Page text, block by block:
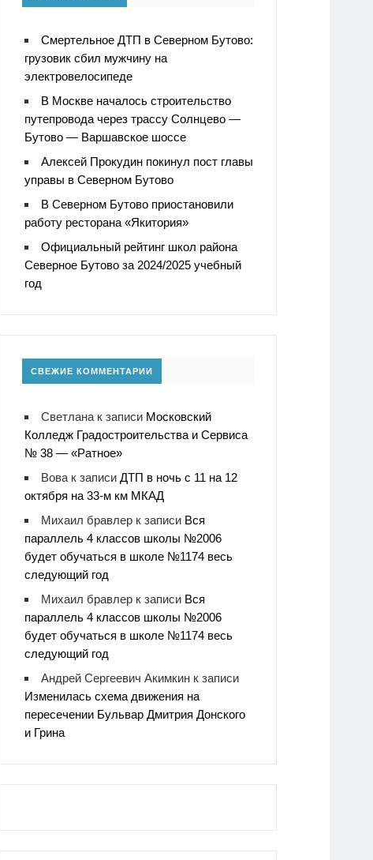
Смертельное ДТП в Северном Бутово:
грузовик сбил мужчину на
электровелосипеде
В Москве началось строительство
путепровода через трассу Солнцево —
Бутово — Варшавское шоссе
Алексей Прокудин покинул пост главы
управы в Северном Бутово
В Северном Бутово приостановили
работу ресторана «Якитория»
Официальный рейтинг школ района
Северное Бутово за 2024/2025 учебный
год
СВЕЖИЕ КОММЕНТАРИИ
Светлана к записи Московский
Колледж Градостроительства и Сервиса
№ 38 — «Ратное»
Вова к записиДТП в ночь с 11 на 12
октября на 33-м км МКАД
Михаил бравлер к записи Вся
параллель 4 классов школы №2006
будет обучаться в школе №1174 весь
следующий год
Михаил бравлер к записи Вся
параллель 4 классов школы №2006
будет обучаться в школе №1174 весь
следующий год
Андрей Сергеевич Акимкин к записи
Изменилась схема движения на
пересечении Бульвар Дмитрия Донского
и Грина